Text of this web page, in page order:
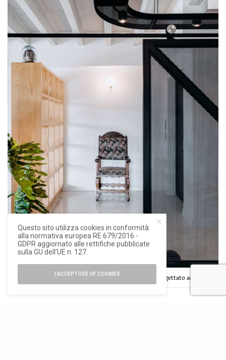
Il sistema di luci sospese in metallo perforato è stato progettato ad hoc.
Questo sito utilizza cookies in conformità
alla normativa europea RE 679/2016 -
GDPR aggiornato alle rettifiche pubblicate
sulla GU dell’UE n. 127.
I ACCEPT USE OF COOKIES